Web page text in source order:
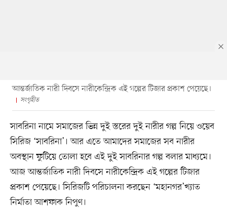
আন্তর্জাতিক নারী দিবসে নারীকেন্দ্রিক এই গল্পের টিজার প্রকাশ পেয়েছে।
সংগৃহীত
সাবরিনা নামে সমাজের ভিন্ন দুই স্তরের দুই নারীর গল্প নিয়ে ওয়েব
সিরিজ ‘সাবরিনা’। আর এতে আমাদের সমাজের সব নারীর
অবস্থান ফুটিয়ে তোলা হবে এই দুই সাবরিনার গল্প বলার মাধ্যমে।
আজ আন্তর্জাতিক নারী দিবসে নারীকেন্দ্রিক এই গল্পের টিজার
প্রকাশ পেয়েছে। সিরিজটি পরিচালনা করছেন ‘মহানগর’খ্যাত
নির্মাতা আশফাক নিপুণ।